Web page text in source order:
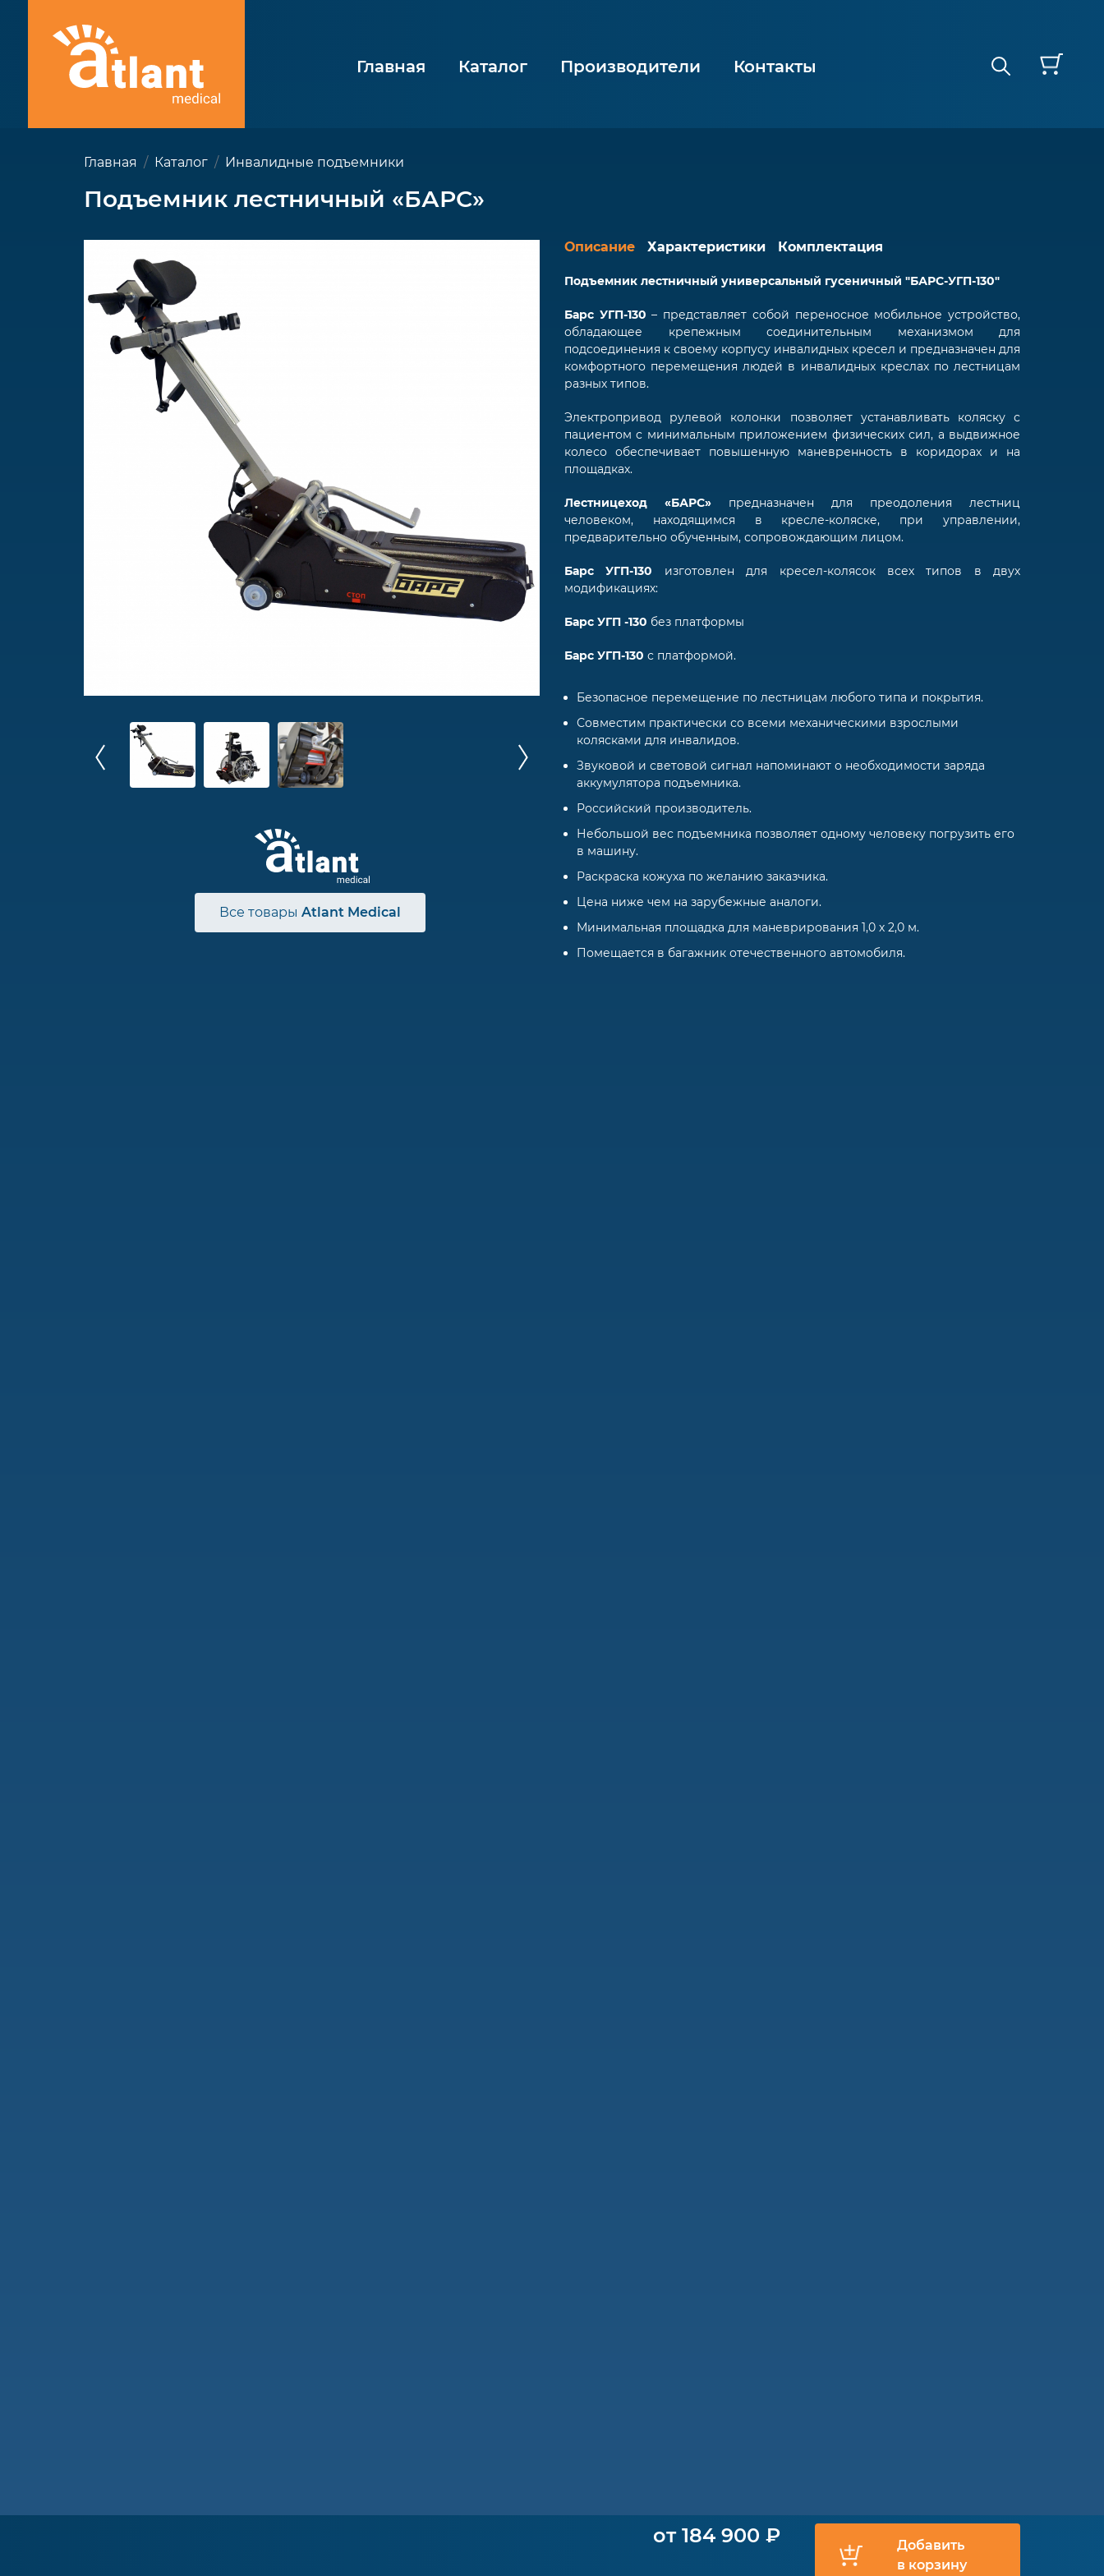
Главная Каталог Производители Контакты
Главная Каталог Инвалидные подъемники
Подъемник лестничный «БАРС»
Все товары Atlant Medical
Описание Характеристики Комплектация
Подъемник лестничный универсальный гусеничный "БАРС-УГП-130"
Барс УГП-130– представляет собой переносное мобильное устройство,
обладающее крепежным соединительным механизмом для
подсоединения к своему корпусу инвалидных кресел и предназначен для
комфортного перемещения людей в инвалидных креслах по лестницам
разных типов.
Электропривод рулевой колонки позволяет устанавливать коляску с
пациентом с минимальным приложением физических сил, а выдвижное
колесо обеспечивает повышенную маневренность в коридорах и на
площадках.
Лестницеход «БАРС» предназначен для преодоления лестниц
человеком, находящимся в кресле-коляске, при управлении,
предварительно обученным, сопровождающим лицом.
Барс УГП-130 изготовлен для кресел-колясок всех типов в двух
модификациях:
Барс УГП -130 без платформы
Барс УГП-130 с платформой.
Безопасное перемещение по лестницам любого типа и покрытия.
Совместим практически со всеми механическими взрослыми
колясками для инвалидов.
Звуковой и световой сигнал напоминают о необходимости заряда
аккумулятора подъемника.
Российский производитель.
Небольшой вес подъемника позволяет одному человеку погрузить его
в машину.
Раскраска кожуха по желанию заказчика.
Цена ниже чем на зарубежные аналоги.
Минимальная площадка для маневрирования 1,0 х 2,0 м.
Помещается в багажник отечественного автомобиля.
от 184 900 ₽
Добавить
в корзину